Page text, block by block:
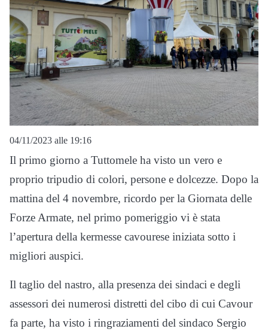
04/11/2023 alle 19:16
Il primo giorno a Tuttomele ha visto un vero e
proprio tripudio di colori, persone e dolcezze. Dopo la
mattina del 4 novembre, ricordo per la Giornata delle
Forze Armate, nel primo pomeriggio vi è stata
l’apertura della kermesse cavourese iniziata sotto i
migliori auspici.
Il taglio del nastro, alla presenza dei sindaci e degli
assessori dei numerosi distretti del cibo di cui Cavour
fa parte, ha visto i ringraziamenti del sindaco Sergio